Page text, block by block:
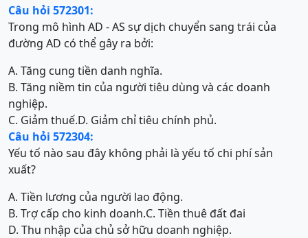
Câu hỏi 572301:
Trong mô hình AD - AS sự dịch chuyển sang trái của
đường AD có thể gây ra bởi:
A. Tăng cung tiền danh nghĩa.
B. Tăng niềm tin của người tiêu dùng và các doanh
nghiệp.
C. Giảm thuế.D. Giảm chỉ tiêu chính phủ.
Câu hỏi 572304:
Yếu tố nào sau đây không phải là yếu tố chi phí sản
xuất?
A. Tiền lương của người lao động.
B. Trợ cấp cho kinh doanh.C. Tiền thuê đất đai
D. Thu nhập của chủ sở hữu doanh nghiệp.